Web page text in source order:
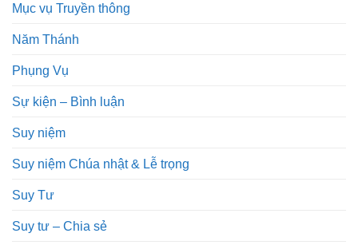
Mục vụ Truyền thông
Năm Thánh
Phụng Vụ
Sự kiện – Bình luận
Suy niệm
Suy niệm Chúa nhật & Lễ trọng
Suy Tư
Suy tư – Chia sẻ